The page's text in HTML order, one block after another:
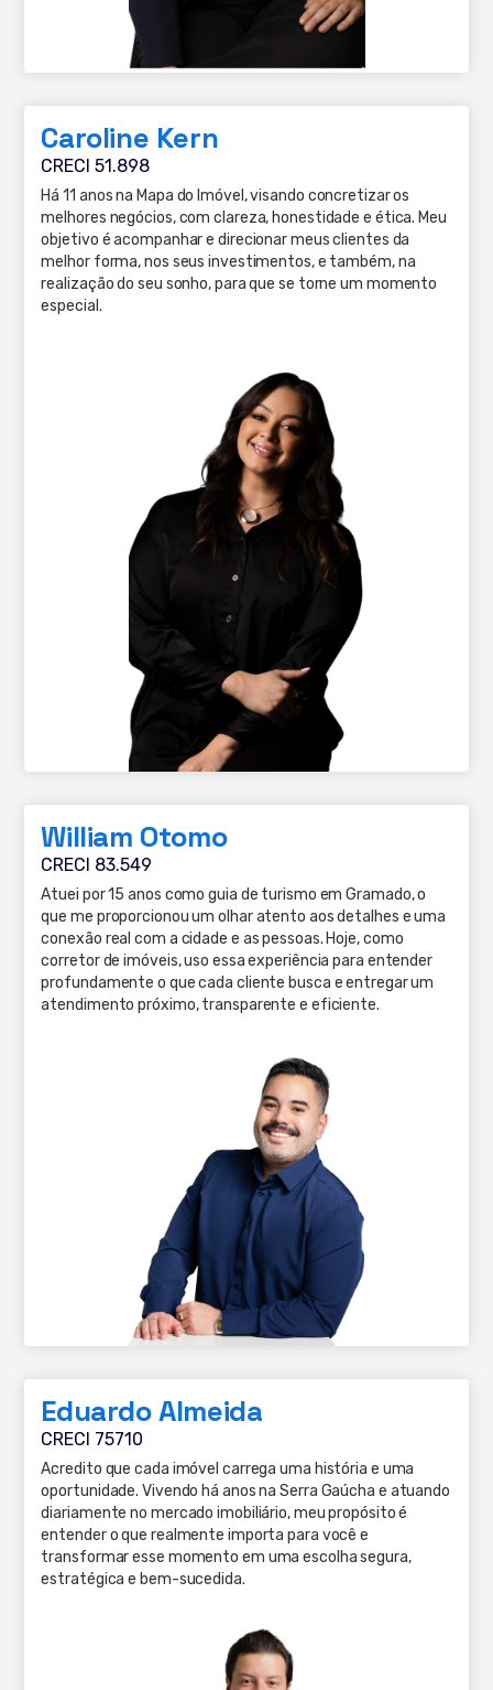
Caroline Kern
CRECI 51.898
Há 11 anos na Mapa do Imóvel, visando concretizar os
melhores negócios, com clareza, honestidade e ética. Meu
objetivo é acompanhar e direcionar meus clientes da
melhor forma, nos seus investimentos, e também, na
realização do seu sonho, para que se torne um momento
especial.
William Otomo
CRECI 83.549
Atuei por 15 anos como guia de turismo em Gramado, o
que me proporcionou um olhar atento aos detalhes e uma
conexão real com a cidade e as pessoas. Hoje, como
corretor de imóveis, uso essa experiência para entender
profundamente o que cada cliente busca e entregar um
atendimento próximo, transparente e eficiente.
Eduardo Almeida
CRECI 75710
Acredito que cada imóvel carrega uma história e uma
oportunidade. Vivendo há anos na Serra Gaúcha e atuando
diariamente no mercado imobiliário, meu propósito é
entender o que realmente importa para você e
transformar esse momento em uma escolha segura,
estratégica e bem-sucedida.